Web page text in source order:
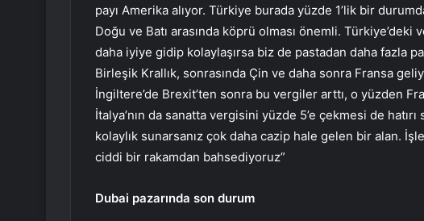
payı Amerika alıyor. Türkiye burada yüzde 1’lik bir
Doğu ve Batı arasında köprü olması önemli.
daha iyiye gidip kolaylaşırsa biz de pastadan daha fazla
Birleşik Krallık, sonrasında Çin ve daha sonra Fransa
İngiltere’de Brexit’ten sonra bu vergiler arttı, o yüzden
İtalya’nın da sanatta vergisini yüzde 5’e çekmesi de
kolaylık sunarsanız çok daha cazip hale gelen bir alan.
ciddi bir rakamdan bahsediyoruz”
Dubai pazarında son durum